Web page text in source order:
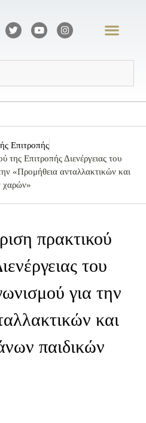
Επιτροπής
Επιτροπής Διενέργειας του
«Προμήθεια ανταλλακτικών και
χαρών»
πρακτικού
του
για την
και
παιδικών